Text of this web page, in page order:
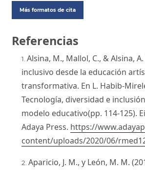
Más formatos de cita
Referencias
Alsina, M., Mallol, C., & Alsina,
inclusivo desde la educación
transformativa. En L. Habib-
Tecnología, diversidad e
modelo educativo(pp. 114-125).
Adaya Press. https://
content/uploads/2020/06/
Aparicio, J. M., y León, M. M.